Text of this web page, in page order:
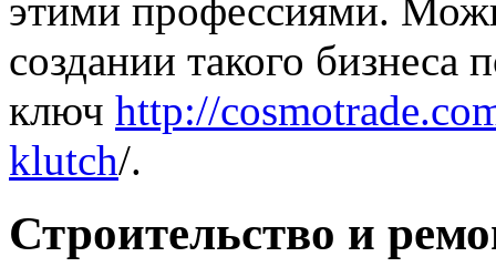
этими профессиями.
создании такого бизнеса
ключ http://
klutch/.
Строительство и